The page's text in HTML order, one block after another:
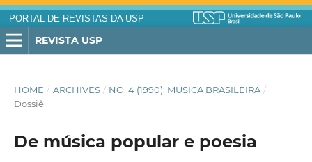
PORTAL DE REVISTAS DA USP
REVISTA USP
HOME / ARCHIVES / NO. 4 (1990): MÚSICA BRASILEIRA /
Dossiê
De música popular e poesia